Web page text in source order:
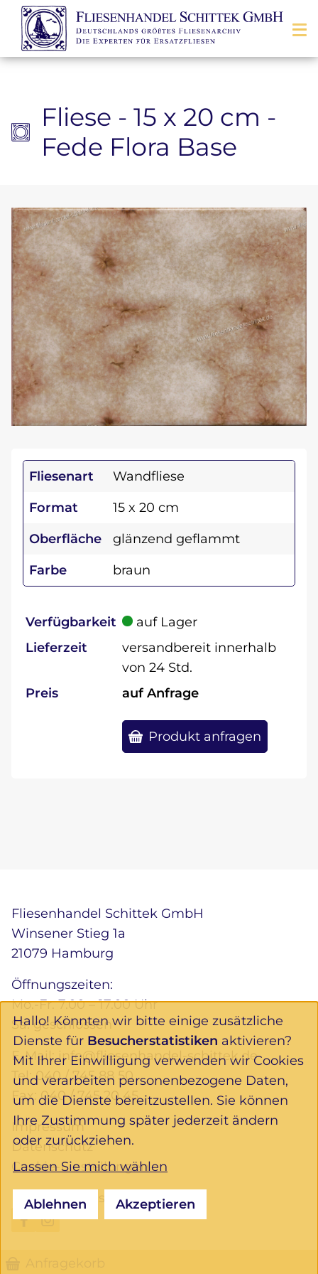
Zum Inhalt springen
Fliese - 15 x 20 cm -
Fede Flora Base
Fliesenart
Wandfliese
Format
15 x 20 cm
Oberfläche
glänzend geflammt
Farbe
braun
Verfügbarkeit
auf Lager
Lieferzeit
versandbereit innerhalb
von 24 Std.
Preis
auf Anfrage
Produkt anfragen
Fliesenhandel Schittek GmbH
Winsener Stieg 1a
21079 Hamburg
Öffnungszeiten:
Mo.-Fr. 7.00 – 17.00 Uhr
Sa. geschlossen
E-Mail:info@fliesenhandel-schittek.de
Tel:040 / 745 88 50
Fax: 040 / 745 20 45
Impressum
Datenschutz
Cookie-Einstellungen
Folgen Sie uns:
Hallo! Könnten wir bitte einige zusätzliche
Dienste für Besucherstatistiken aktivieren?
Mit Ihrer Einwilligung verwenden wir Cookies
und verarbeiten personenbezogene Daten,
um die Dienste bereitzustellen. Sie können
Ihre Zustimmung später jederzeit ändern
oder zurückziehen.
Lassen Sie mich wählen
Ablehnen Akzeptieren